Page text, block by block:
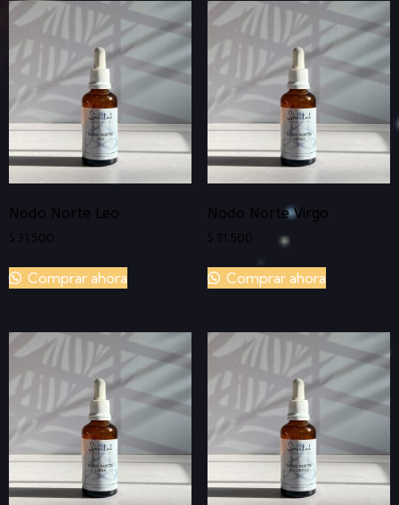
Nodo Norte Leo
$ 31.500
Comprar ahora
Nodo Norte Virgo
$ 31.500
Comprar ahora